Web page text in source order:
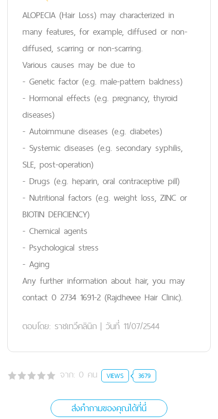
ALOPECIA (Hair Loss) may characterized in
many features, for example, diffused or non-
diffused, scarring or non-scarring.
Various causes may be due to
- Genetic factor (e.g. male-pattern baldness)
- Hormonal effects (e.g. pregnancy, thyroid
diseases)
- Autoimmune diseases (e.g. diabetes)
- Systemic diseases (e.g. secondary syphilis,
SLE, post-operation)
- Drugs (e.g. heparin, oral contraceptive pill)
- Nutritional factors (e.g. weight loss, ZINC or
BIOTIN DEFICIENCY)
- Chemical agents
- Psychological stress
- Aging
Any further information about hair, you may
contact 0 2734 1691-2 (Rajdhevee Hair Clinic).
ตอบโดย: ราชเทวีคลินิก | วันที่ 11/07/2544
จาก: 0 คน VIEWS 3679
ส่งคำถามของคุณได้ที่นี่